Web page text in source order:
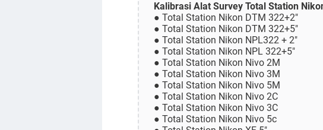
Kalibrasi Alat Survey Total Station
● Total Station Nikon DTM 322+2"
● Total Station Nikon DTM 322+5"
● Total Station Nikon NPL322 + 2"
● Total Station Nikon NPL 322+5"
● Total Station Nikon Nivo 2M
● Total Station Nikon Nivo 3M
● Total Station Nikon Nivo 5M
● Total Station Nikon Nivo 2C
● Total Station Nikon Nivo 3C
● Total Station Nikon Nivo 5c